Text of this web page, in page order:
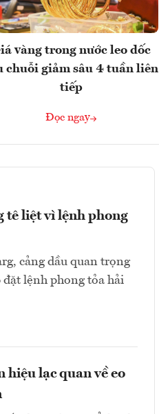
vàng trong nước leo dốc
chuỗi giảm sâu 4 tuần liên
tiếp
Đọc ngay
liệt vì lệnh phong
cảng dầu quan trọng
lệnh phong tỏa hải
lạc quan về eo